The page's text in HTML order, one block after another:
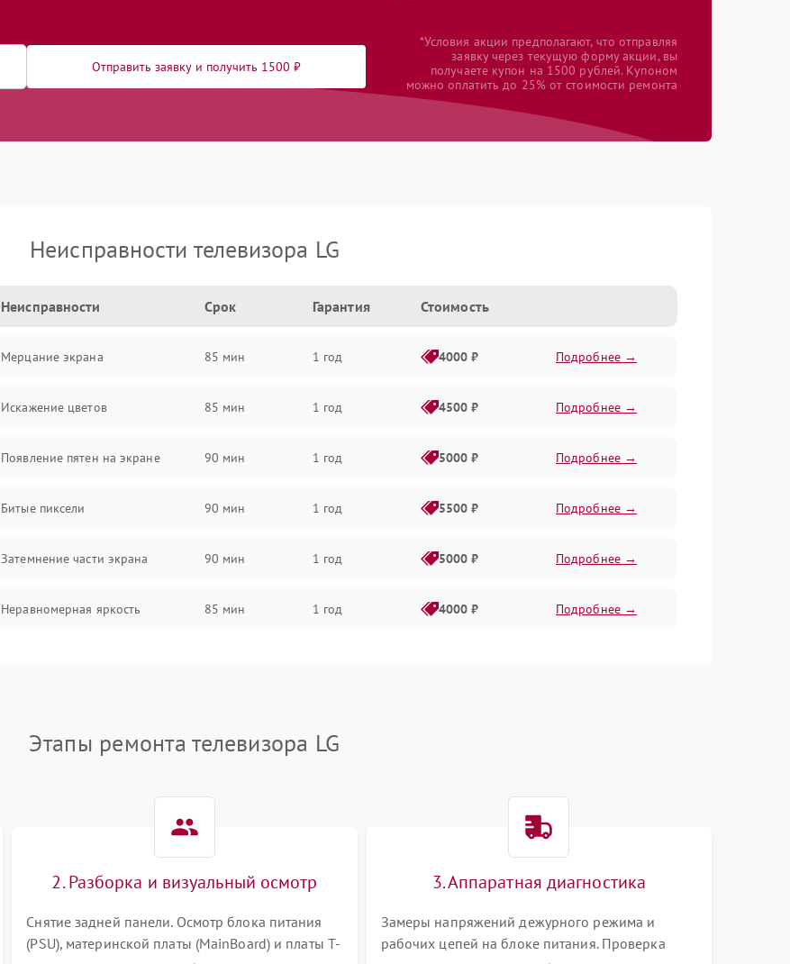
Отправить заявку и получить 1500 ₽
*Условия акции предполагают, что отправляя
заявку через текущую форму акции, вы
получаете купон на 1500 рублей. Купоном
можно оплатить до 25% от стоимости ремонта
Неисправности телевизора LG
Неисправности Срок Гарантия Стоимость
Мерцание экрана 85 мин 1 год 4000 ₽ Подробнее →
Искажение цветов 85 мин 1 год 4500 ₽ Подробнее →
Появление пятен на экране 90 мин 1 год 5000 ₽ Подробнее →
Битые пиксели 90 мин 1 год 5500 ₽ Подробнее →
Затемнение части экрана 90 мин 1 год 5000 ₽ Подробнее →
Неравномерная яркость 85 мин 1 год 4000 ₽ Подробнее →
Этапы ремонта телевизора LG
2. Разборка и визуальный осмотр
Снятие задней панели. Осмотр блока питания
(PSU), материнской платы (MainBoard) и платы T-
3. Аппаратная диагностика
Замеры напряжений дежурного режима и
рабочих цепей на блоке питания. Проверка